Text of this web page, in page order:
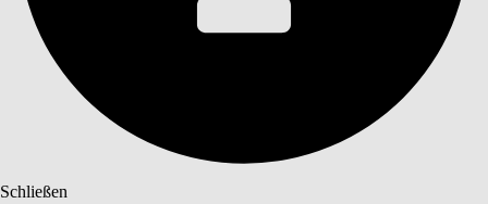
Schließen